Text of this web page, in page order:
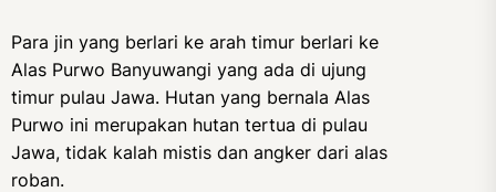
Para jin yang berlari ke arah timur berlari ke
Alas Purwo Banyuwangi yang ada di ujung
timur pulau Jawa. Hutan yang bernala Alas
Purwo ini merupakan hutan tertua di pulau
Jawa, tidak kalah mistis dan angker dari alas
roban.